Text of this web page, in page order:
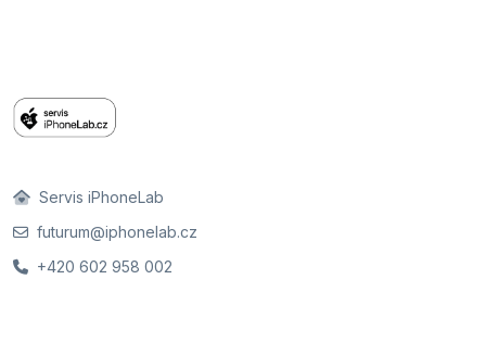
Servis iPhoneLab
futurum@iphonelab.cz
+420 602 958 002